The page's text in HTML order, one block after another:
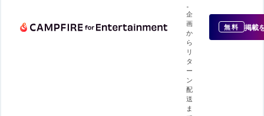
企
画
か
ら
リ
タ
ー
ン
配
送
ま
無料 掲載